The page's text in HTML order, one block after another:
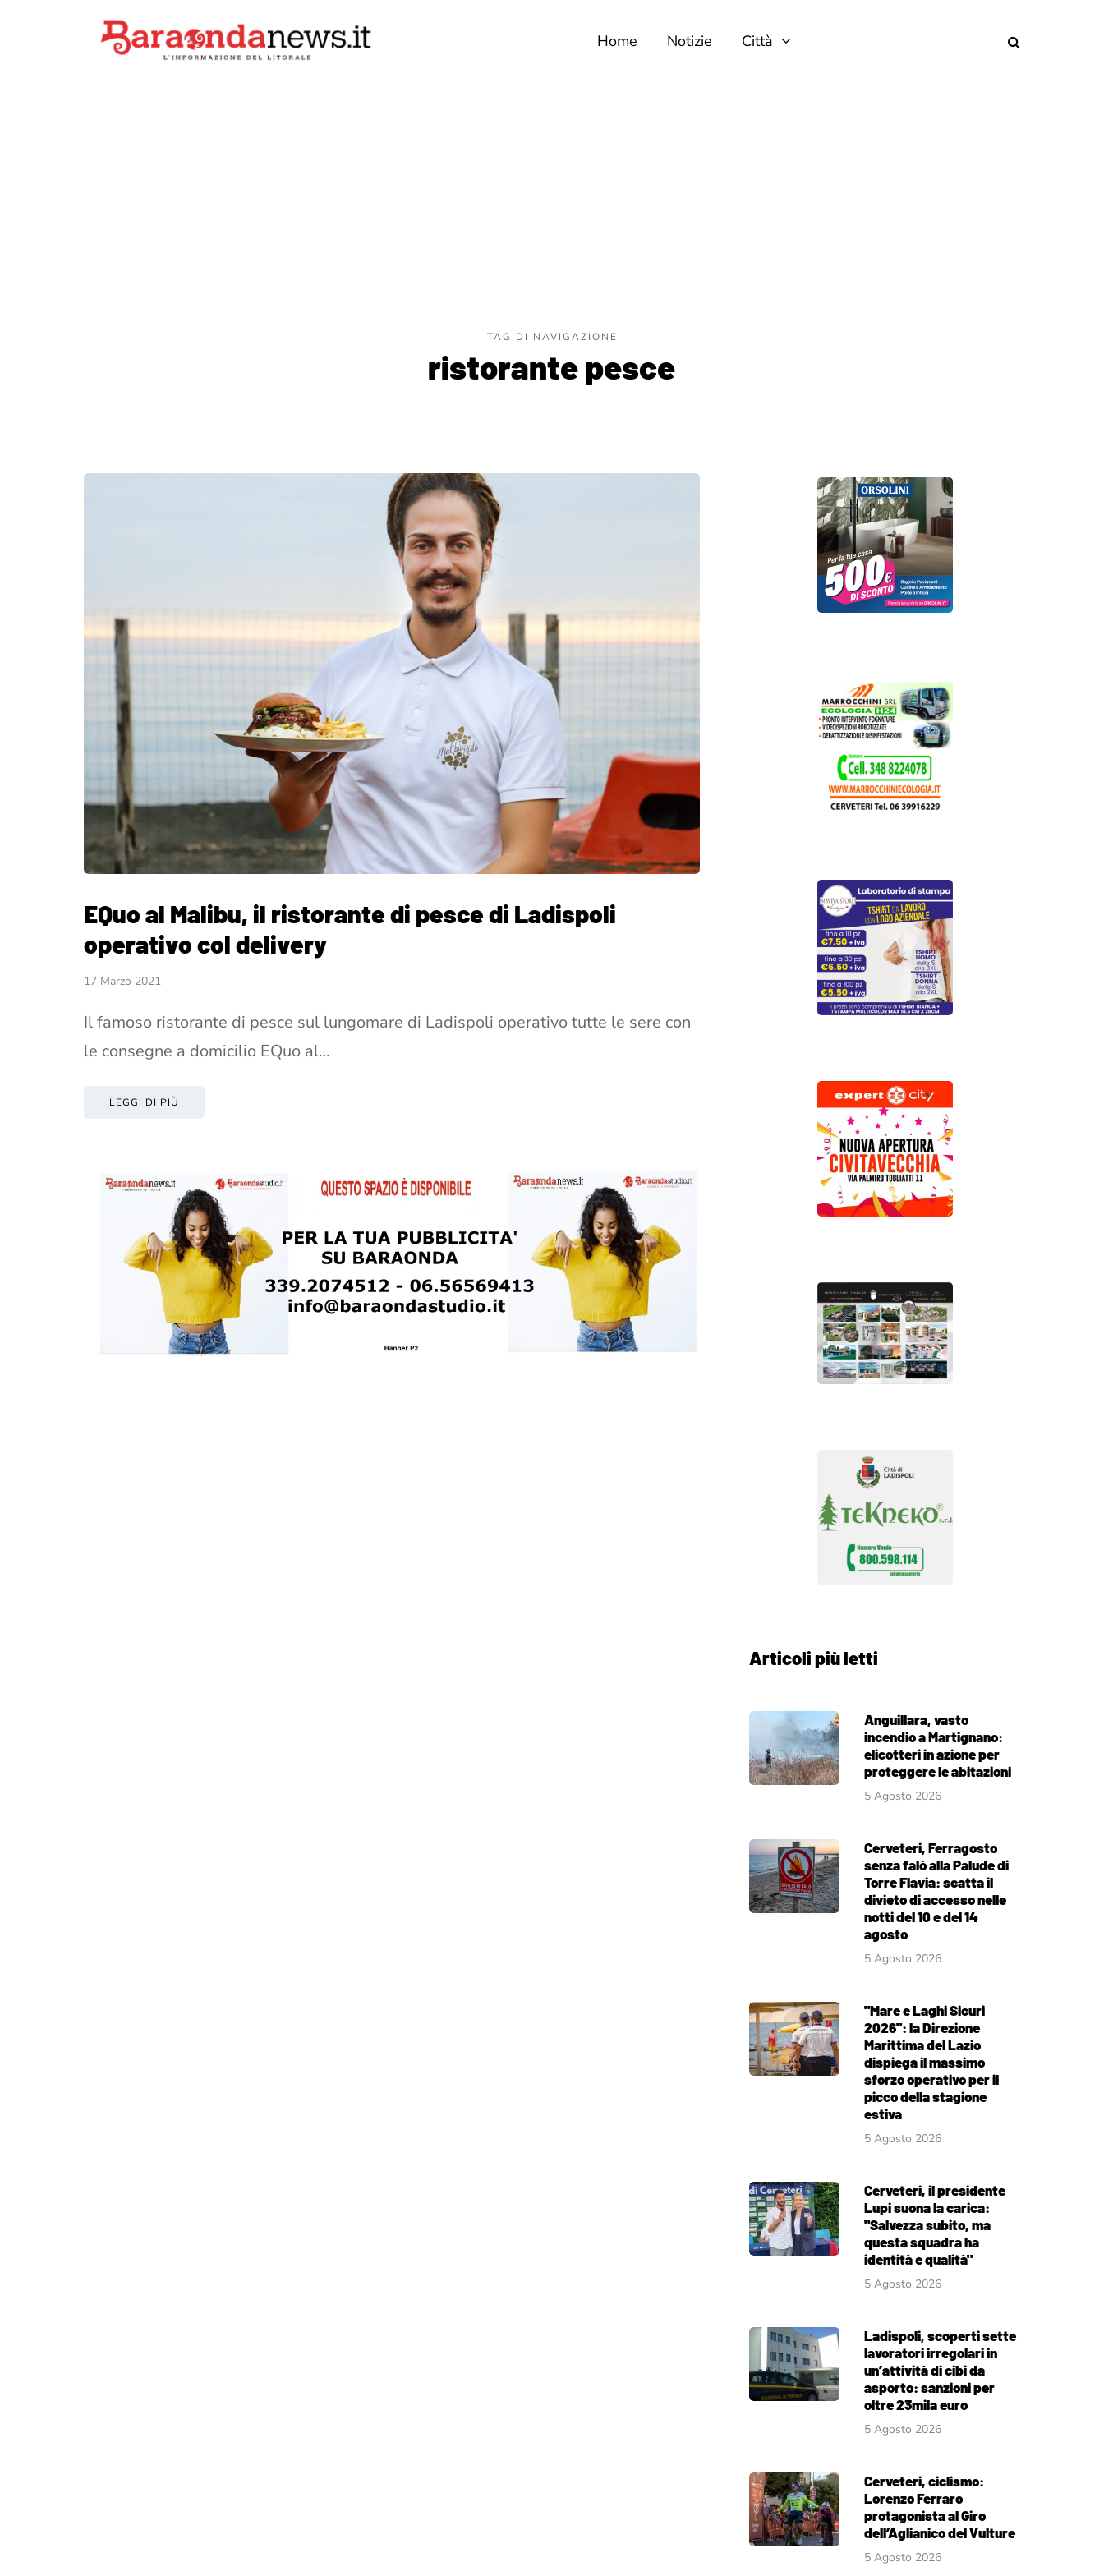
Home Notizie Città
TAG DI NAVIGAZIONE
ristorante pesce
EQuo al Malibu, il ristorante di pesce di Ladispoli
operativo col delivery
17 Marzo 2021
Il famoso ristorante di pesce sul lungomare di Ladispoli operativo tutte le sere con
le consegne a domicilio EQuo al…
LEGGI DI PIÙ
Articoli più letti
Anguillara, vasto
incendio a Martignano:
elicotteri in azione per
proteggere le abitazioni
5 Agosto 2026
Cerveteri, Ferragosto
senza falò alla Palude di
Torre Flavia: scatta il
divieto di accesso nelle
notti del 10 e del 14
agosto
5 Agosto 2026
"Mare e Laghi Sicuri
2026": la Direzione
Marittima del Lazio
dispiega il massimo
sforzo operativo per il
picco della stagione
estiva
5 Agosto 2026
Cerveteri, il presidente
Lupi suona la carica:
"Salvezza subito, ma
questa squadra ha
identità e qualità"
5 Agosto 2026
Ladispoli, scoperti sette
lavoratori irregolari in
un’attività di cibi da
asporto: sanzioni per
oltre 23mila euro
5 Agosto 2026
Cerveteri, ciclismo:
Lorenzo Ferraro
protagonista al Giro
dell’Aglianico del Vulture
5 Agosto 2026